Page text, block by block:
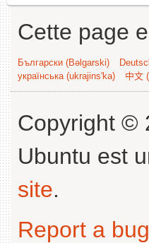
Cette page
Български (Bəlgarski)
українська (ukrajins'ka)
中文
Copyright ©
Ubuntu est
site.
Report a